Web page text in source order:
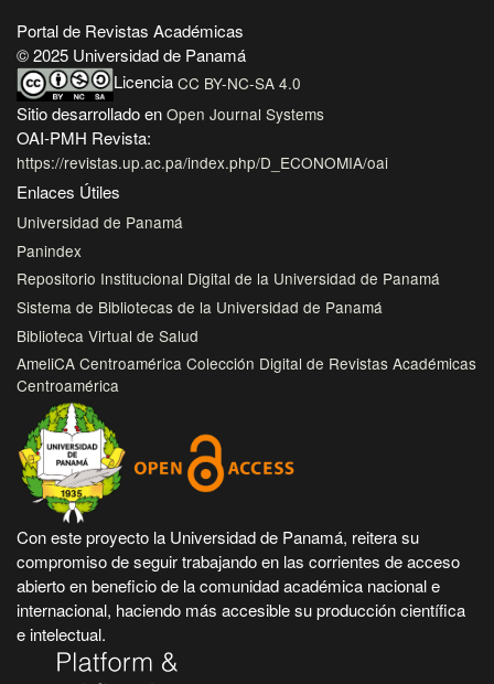
Portal de Revistas Académicas
© 2025 Universidad de Panamá
Licencia CC BY-NC-SA 4.0
Sitio desarrollado en Open Journal Systems
OAI-PMH Revista:
https://revistas.up.ac.pa/index.php/D_ECONOMIA/oai
Enlaces Útiles
Universidad de Panamá
Panindex
Repositorio Institucional Digital de la Universidad de Panamá
Sistema de Bibliotecas de la Universidad de Panamá
Biblioteca Virtual de Salud
AmeliCA Centroamérica Colección Digital de Revistas Académicas
Centroamérica
Con este proyecto la Universidad de Panamá, reitera su
compromiso de seguir trabajando en las corrientes de acceso
abierto en beneficio de la comunidad académica nacional e
internacional, haciendo más accesible su producción científica
e intelectual.